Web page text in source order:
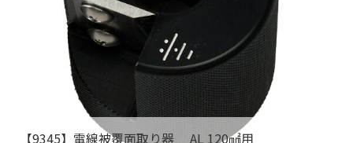
【9345】電線被覆面取り器 AL 120㎟用